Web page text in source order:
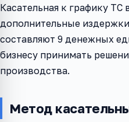
Касательная к графику TC
дополнительные
составляют 9 денежных
бизнесу принимать
производства.
Метод